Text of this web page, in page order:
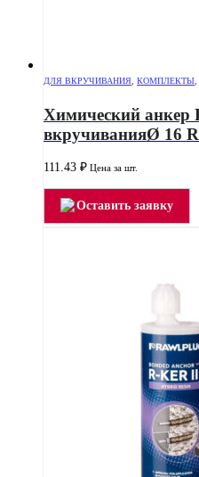
ДЛЯ ВКРУЧИВАНИЯ, КОМПЛЕКТЫ,
Химический анкер
вкручиванияØ 16
111.43 ₽ Цена за шт.
Оставить заявку